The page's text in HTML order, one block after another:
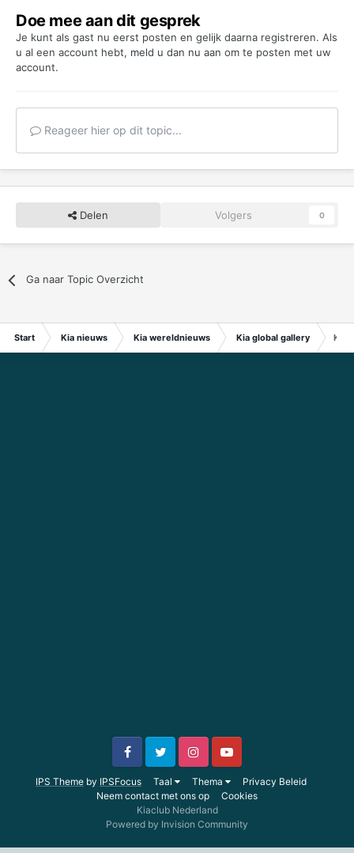
Doe mee aan dit gesprek
Je kunt als gast nu eerst posten en gelijk daarna registreren. Als
u al een account hebt, meld u dan nu aan om te posten met uw
account.
Reageer hier op dit topic...
Delen Volgers 0
Ga naar Topic Overzicht
Start Kia nieuws Kia wereldnieuws Kia global gallery K-
IPS Theme by IPSFocus Taal Thema
Privacy Beleid
Neem contact met ons op
Cookies
Kiaclub Nederland
Powered by Invision Community